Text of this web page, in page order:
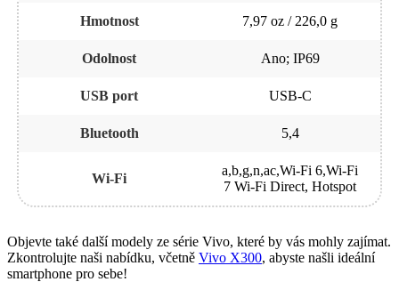
Hmotnost 7,97 oz / 226,0 g
Odolnost Ano; IP69
USB port USB-C
Bluetooth 5,4
Wi-Fi
a,b,g,n,ac,Wi-Fi 6,Wi-Fi
7 Wi-Fi Direct, Hotspot
Objevte také další modely ze série Vivo, které by vás mohly zajímat.
Zkontrolujte naši nabídku, včetně Vivo X300, abyste našli ideální
smartphone pro sebe!